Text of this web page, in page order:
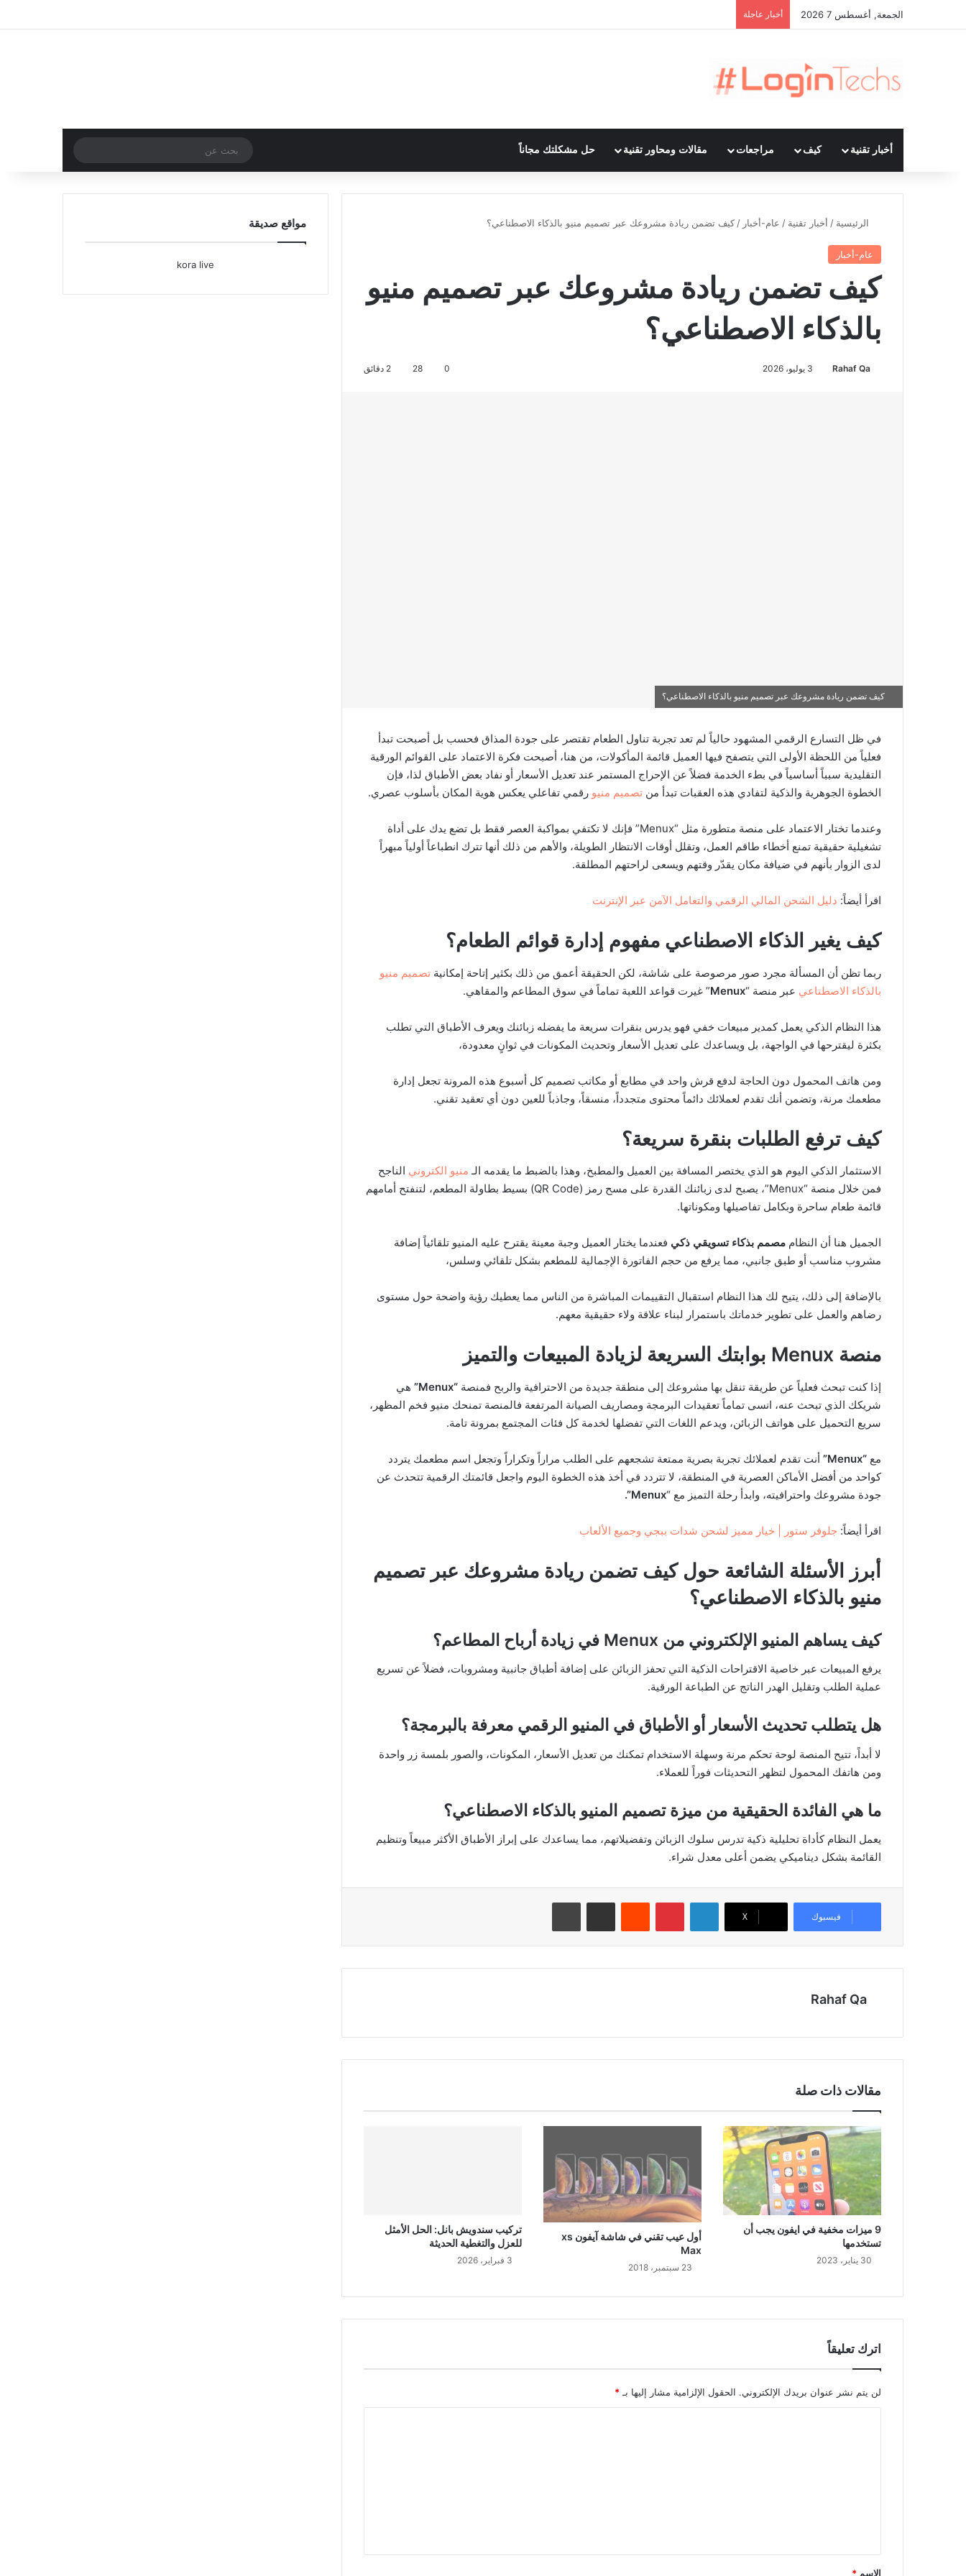
الجمعة, أغسطس 7 2026 أخبار عاجلة
أخبار تقنية كيف مراجعات مقالات ومحاور تقنية حل مشكلتك مجاناً
عن
الرئيسية / أخبار تقنية / عام-أخبار / كيف تضمن ريادة مشروعك عبر تصميم منيو بالذكاء الاصطناعي؟
عام-أخبار
كيف تضمن ريادة مشروعك عبر تصميم منيو
بالذكاء الاصطناعي؟
Rahaf Qa 3 يوليو، 2026 0
28
كيف تضمن ريادة مشروعك عبر تصميم منيو بالذكاء الاصطناعي؟
في ظل التسارع الرقمي المشهود حالياً لم تعد تجربة تناول الطعام تقتصر على جودة المذاق فحسب بل أصبحت تبدأ
فعلياً من اللحظة الأولى التي يتصفح فيها العميل قائمة المأكولات، من هنا، أصبحت فكرة الاعتماد على القوائم الورقية
التقليدية سبباً أساسياً في بطء الخدمة فضلاً عن الإحراج المستمر عند تعديل الأسعار أو نفاد بعض الأطباق لذا، فإن
الخطوة الجوهرية والذكية لتفادي هذه العقبات تبدأ من تصميم منيو رقمي تفاعلي يعكس هوية المكان بأسلوب عصري.
وعندما تختار الاعتماد على منصة متطورة مثل “Menux” فإنك لا تكتفي بمواكبة العصر فقط بل تضع يدك على أداة
تشغيلية حقيقية تمنع أخطاء طاقم العمل، وتقلل أوقات الانتظار الطويلة، والأهم من ذلك أنها تترك انطباعاً أولياً مبهراً
لدى الزوار بأنهم في ضيافة مكان يقدّر وقتهم ويسعى لراحتهم المطلقة.
اقرأ أيضاً: دليل الشحن المالي الرقمي والتعامل الآمن عبر الإنترنت
كيف يغير الذكاء الاصطناعي مفهوم إدارة قوائم الطعام؟
ربما تظن أن المسألة مجرد صور مرصوصة على شاشة، لكن الحقيقة أعمق من ذلك بكثير إتاحة إمكانية تصميم منيو
بالذكاء الاصطناعي عبر منصة “Menux” غيرت قواعد اللعبة تماماً في سوق المطاعم والمقاهي.
هذا النظام الذكي يعمل كمدير مبيعات خفي فهو يدرس بنقرات سريعة ما يفضله زبائنك ويعرف الأطباق التي تطلب
بكثرة ليقترحها في الواجهة، بل ويساعدك على تعديل الأسعار وتحديث المكونات في ثوانٍ معدودة،
ومن هاتف المحمول دون الحاجة لدفع قرش واحد في مطابع أو مكاتب تصميم كل أسبوع هذه المرونة تجعل إدارة
مطعمك مرنة، وتضمن أنك تقدم لعملائك دائماً محتوى متجدداً، منسقاً، وجاذباً للعين دون أي تعقيد تقني.
كيف ترفع الطلبات بنقرة سريعة؟
الاستثمار الذكي اليوم هو الذي يختصر المسافة بين العميل والمطبخ، وهذا بالضبط ما يقدمه الـمنيو الكتروني الناجح
فمن خلال منصة “Menux”، يصبح لدى زبائنك القدرة على مسح رمز (QR Code) بسيط بطاولة المطعم، لتنفتح أمامهم
قائمة طعام ساحرة وبكامل تفاصيلها ومكوناتها.
الجميل هنا أن النظام مصمم بذكاء تسويقي ذكي فعندما يختار العميل وجبة معينة يقترح عليه المنيو تلقائياً إضافة
مشروب مناسب أو طبق جانبي، مما يرفع من حجم الفاتورة الإجمالية للمطعم بشكل تلقائي وسلس،
بالإضافة إلى ذلك، يتيح لك هذا النظام استقبال التقييمات المباشرة من الناس مما يعطيك رؤية واضحة حول مستوى
رضاهم والعمل على تطوير خدماتك باستمرار لبناء علاقة ولاء حقيقية معهم.
منصة Menux بوابتك السريعة لزيادة المبيعات والتميز
إذا كنت تبحث فعلياً عن طريقة تنقل بها مشروعك إلى منطقة جديدة من الاحترافية والربح فمنصة “Menux”
هي
شريكك الذي تبحث عنه، انسى تماماً تعقيدات البرمجة ومصاريف الصيانة المرتفعة فالمنصة تمنحك منيو فخم المظهر،
سريع التحميل على هواتف الزبائن، ويدعم اللغات التي تفضلها لخدمة كل فئات المجتمع بمرونة تامة.
مع “Menux”
أنت تقدم لعملائك تجربة بصرية ممتعة تشجعهم على الطلب مراراً وتكراراً وتجعل اسم مطعمك يتردد
كواحد من أفضل الأماكن العصرية في المنطقة، لا تتردد في أخذ هذه الخطوة اليوم واجعل قائمتك الرقمية تتحدث عن
جودة مشروعك واحترافيته، وابدأ رحلة التميز مع “Menux”.
اقرأ أيضاً: جلوفر ستور | خيار مميز لشحن شدات ببجي وجميع الألعاب
أبرز الأسئلة الشائعة حول كيف تضمن ريادة مشروعك عبر تصميم
منيو بالذكاء الاصطناعي؟
كيف يساهم المنيو الإلكتروني من Menux في زيادة أرباح المطاعم؟
يرفع المبيعات عبر خاصية الاقتراحات الذكية التي تحفز الزبائن على إضافة أطباق جانبية ومشروبات، فضلاً عن تسريع
عملية الطلب وتقليل الهدر الناتج عن الطباعة الورقية.
هل يتطلب تحديث الأسعار أو الأطباق في المنيو الرقمي معرفة بالبرمجة؟
لا أبداً، تتيح المنصة لوحة تحكم مرنة وسهلة الاستخدام تمكنك من تعديل الأسعار، المكونات، والصور بلمسة زر واحدة
ومن هاتفك المحمول لتظهر التحديثات فوراً للعملاء.
ما هي الفائدة الحقيقية من ميزة تصميم المنيو بالذكاء الاصطناعي؟
يعمل النظام كأداة تحليلية ذكية تدرس سلوك الزبائن وتفضيلاتهم، مما يساعدك على إبراز الأطباق الأكثر مبيعاً وتنظيم
القائمة بشكل ديناميكي يضمن أعلى معدل شراء.
فيسبوك ‫X
لينكدإن بينتيريست مشاركة عبر البريد طباعة
Rahaf Qa
مقالات ذات صلة
9 ميزات مخفية في ايفون يجب أن
تستخدمها
30 يناير، 2023
أول عيب تقني في شاشة آيفون xs
Max
23 سبتمبر، 2018
تركيب سندويش بانل: الحل الأمثل
للعزل والتغطية الحديثة
3 فبراير، 2026
اترك تعليقاً
لن يتم نشر عنوان بريدك الإلكتروني. الحقول الإلزامية مشار إليها بـ *
*
الاسم *
مواقع صديقة
kora live